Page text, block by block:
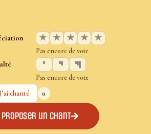
★ ★ ★ ★ ★
Pas encore de vote
Pas encore de vote
J’ai chanté
0
Proposer un chant